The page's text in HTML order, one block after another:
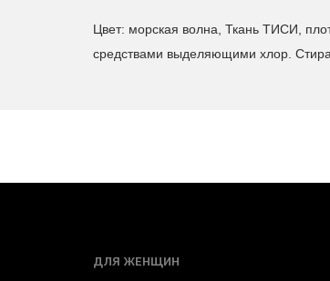
Цвет: морская волна, Ткань ТИСИ,
средствами выделяющими хлор.
ДЛЯ ЖЕНЩИН